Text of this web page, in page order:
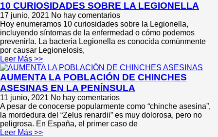
10 CURIOSIDADES SOBRE LA LEGIONELLA
17 junio, 2021 No hay comentarios
Hoy enumeramos 10 curiosidades sobre la Legionella,
incluyendo síntomas de la enfermedad o cómo podemos
prevenirla. La bacteria Legionella es conocida comúnmente
por causar Legionelosis,
Leer Más >>
AUMENTA LA POBLACIÓN DE CHINCHES
ASESINAS EN LA PENÍNSULA
11 junio, 2021 No hay comentarios
A pesar de conocerse popularmente como “chinche asesina”,
la mordedura del “Zelus renardii” es muy dolorosa, pero no
peligrosa. En España, el primer caso de
Leer Más >>